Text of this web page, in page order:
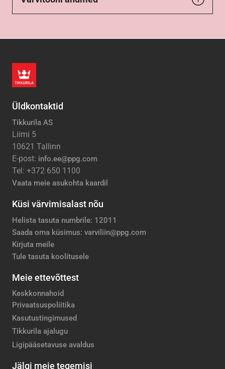
Üldkontaktid
Tikkurila AS
Liimi 5
10621 Tallinn
E-post: info.ee@ppg.com
Tel: +372 650 1100
Vaata meie asukohta kaardil
Küsi värvimisalast nõu
Helista tasuta numbrile: 12011
Saada oma küsimus: varviliin@ppg.com
Kirjuta meile
Tule tasuta koolitusele
Meie ettevõttest
Keskkonnahoid
Privaatsuspoliitika
Kasutustingimused
Tikkurila ajalugu
Ligipääsetavuse avaldus
Jälgi meie tegemisi